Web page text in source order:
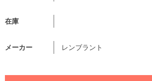
在庫
メーカー レンブラント